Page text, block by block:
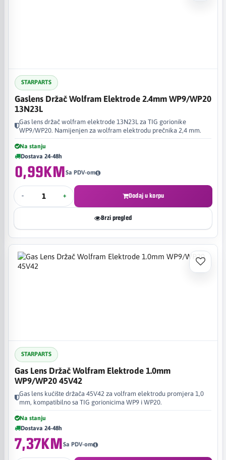
STARPARTS
Gaslens Držač Wolfram Elektrode 2.4mm WP9/WP20
13N23L
Gas lens držač wolfram elektrode 13N23L za TIG gorionike
WP9/WP20. Namijenjen za wolfram elektrodu prečnika 2,4 mm.
Na stanju
Dostava 24-48h
0,99KMSa PDV-om
- + Dodaj u korpu
Brzi pregled
STARPARTS
Gas Lens Držač Wolfram Elektrode 1.0mm
WP9/WP20 45V42
Gas lens kućište držača 45V42 za volfram elektrodu promjera 1,0
mm, kompatibilno sa TIG gorionicima WP9 i WP20.
Na stanju
Dostava 24-48h
7,37KMSa PDV-om